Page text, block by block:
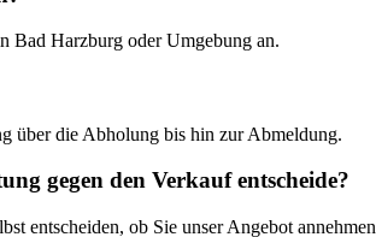
Bad Harzburg oder Umgebung an.
über die Abholung bis hin zur Abmeldung.
gegen den Verkauf entscheide?
entscheiden, ob Sie unser Angebot